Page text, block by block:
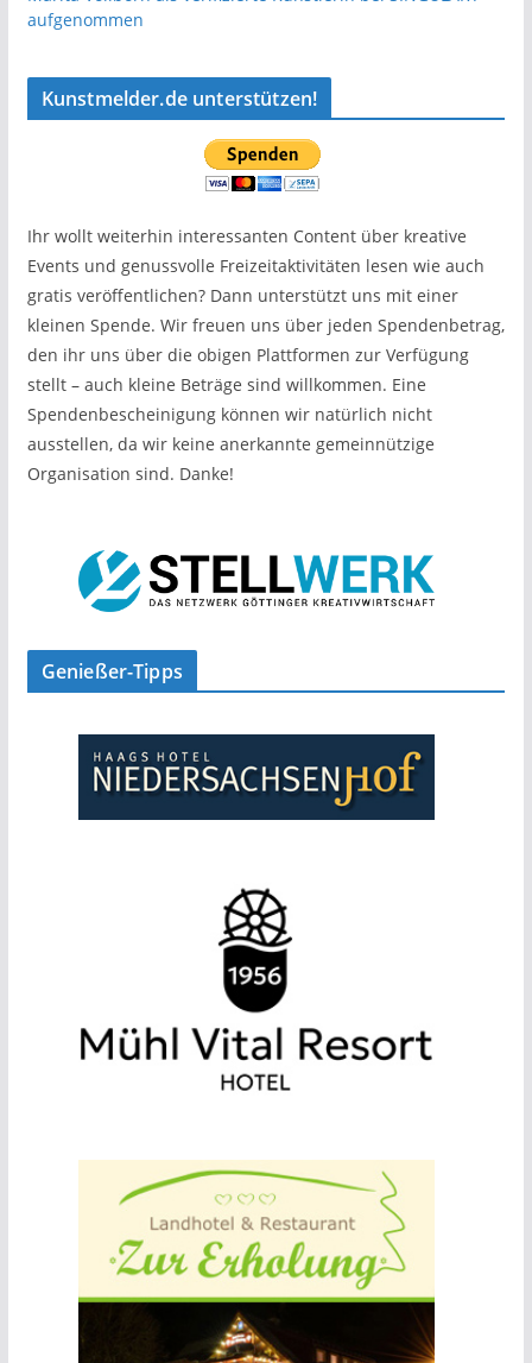
aufgenommen
Kunstmelder.de unterstützen!
Ihr wollt weiterhin interessanten Content über kreative
Events und genussvolle Freizeitaktivitäten lesen wie auch
gratis veröffentlichen? Dann unterstützt uns mit einer
kleinen Spende. Wir freuen uns über jeden Spendenbetrag,
den ihr uns über die obigen Plattformen zur Verfügung
stellt – auch kleine Beträge sind willkommen. Eine
Spendenbescheinigung können wir natürlich nicht
ausstellen, da wir keine anerkannte gemeinnützige
Organisation sind. Danke!
Genießer-Tipps